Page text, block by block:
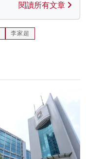
閱讀所有文章
李家超